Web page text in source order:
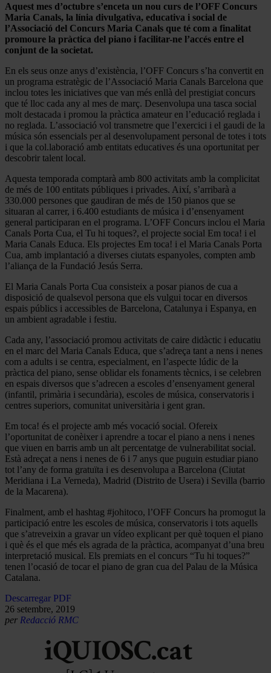
Aquest mes d’octubre s’enceta un nou curs de l’OFF Concurs
Maria Canals, la línia divulgativa, educativa i social de
l’Associació del Concurs Maria Canals que té com a finalitat
promoure la pràctica del piano i facilitar-ne l’accés entre el
conjunt de la societat.
En els seus onze anys d’existència, l’OFF Concurs s’ha convertit en
un programa estratègic de l’Associació Maria Canals Barcelona que
inclou totes les iniciatives que van més enllà del prestigiat concurs
que té lloc cada any al mes de març. Desenvolupa una tasca social
molt destacada i promou la pràctica amateur en l’educació reglada i
no reglada. L’associació vol transmetre que l’exercici i el gaudi de la
música són essencials per al desenvolupament personal de totes i tots
i que la col.laboració amb entitats educatives és una oportunitat per
descobrir talent local.
Aquesta temporada comptarà amb 800 activitats amb la complicitat
de més de 100 entitats públiques i privades. Així, s’arribarà a
330.000 persones que gaudiran de més de 150 pianos que se
situaran al carrer, i 6.400 estudiants de música i d’ensenyament
general participaran en el programa. L’OFF Concurs inclou el Maria
Canals Porta Cua, el Tu hi toques?, el projecte social Em toca! i el
Maria Canals Educa. Els projectes Em toca! i el Maria Canals Porta
Cua, amb implantació a diverses ciutats espanyoles, compten amb
l’aliança de la Fundació Jesús Serra.
El Maria Canals Porta Cua consisteix a posar pianos de cua a
disposició de qualsevol persona que els vulgui tocar en diversos
espais públics i accessibles de Barcelona, Catalunya i Espanya, en
un ambient agradable i festiu.
Cada any, l’associació promou activitats de caire didàctic i educatiu
en el marc del Maria Canals Educa, que s’adreça tant a nens i nenes
com a adults i se centra, especialment, en l’aspecte lúdic de la
pràctica del piano, sense oblidar els fonaments tècnics, i se celebren
en espais diversos que s’adrecen a escoles d’ensenyament general
(infantil, primària i secundària), escoles de música, conservatoris i
centres superiors, comunitat universitària i gent gran.
Em toca! és el projecte amb més vocació social. Ofereix
l’oportunitat de conèixer i aprendre a tocar el piano a nens i nenes
que viuen en barris amb un alt percentatge de vulnerabilitat social.
Està adreçat a nens i nenes de 6 i 7 anys que puguin estudiar piano
tot l’any de forma gratuïta i es desenvolupa a Barcelona (Ciutat
Meridiana i La Verneda), Madrid (Distrito de Usera) i Sevilla (barrio
de la Macarena).
Finalment, amb el hashtag #johitoco, l’OFF Concurs ha promogut la
participació entre les escoles de música, conservatoris i tots aquells
que s’atreveixin a gravar un vídeo explicant per què toquen el piano
i què és el que més els agrada de la pràctica, acompanyat d’una breu
interpretació musical. Els premiats en el concurs “Tu hi toques?”
tenen l’ocasió de tocar el piano de gran cua del Palau de la Música
Catalana.
Descarregar PDF
26 setembre, 2019
per Redacció RMC